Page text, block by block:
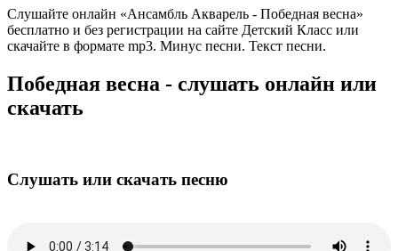
Слушайте онлайн «Ансамбль Акварель - Победная весна»
бесплатно и без регистрации на сайте Детский Класс или
скачайте в формате mp3. Минус песни. Текст песни.
Победная весна - слушать онлайн или
скачать
Слушать или скачать песню